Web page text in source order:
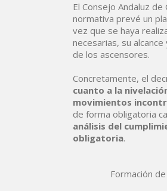
El Consejo Andaluz
normativa prevé un
vez que se haya
necesarias, su
de los ascensores.
Concretamente, el
cuanto a la
movimientos
de forma obligatoria
análisis del
obligatoria.
Formación